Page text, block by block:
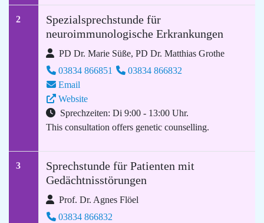
2
Spezialsprechstunde für
neuroimmunologische Erkrankungen
PD Dr. Marie Süße, PD Dr. Matthias Grothe
03834 866851
03834 866832
Email
Website
Sprechzeiten: Di 9:00 - 13:00 Uhr.
This consultation offers genetic counselling.
3
Sprechstunde für Patienten mit
Gedächtnisstörungen
Prof. Dr. Agnes Flöel
03834 866832